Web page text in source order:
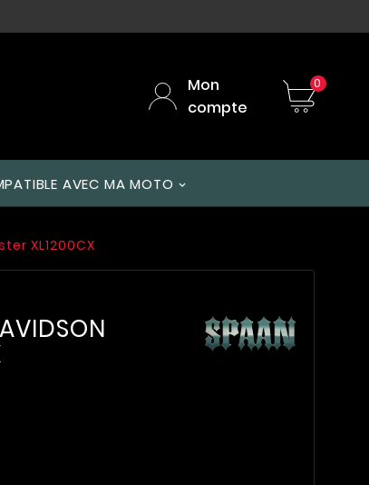
Mon
compte
0
AVEC MA MOTO
XL1200CX